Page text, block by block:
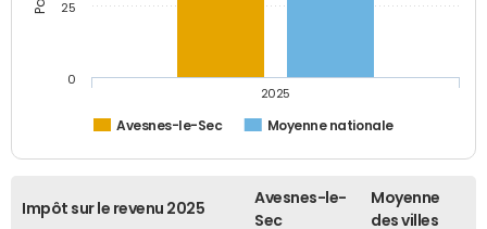
Avesnes-le-Sec Moyenne nationale
2025
0
25
Impôt sur le revenu 2025
Avesnes-le-
Sec
Moyenne
des villes